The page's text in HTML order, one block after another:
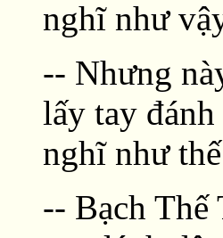
nghĩ như
-- Nhưng
lấy tay
nghĩ như
-- Bạch Thế